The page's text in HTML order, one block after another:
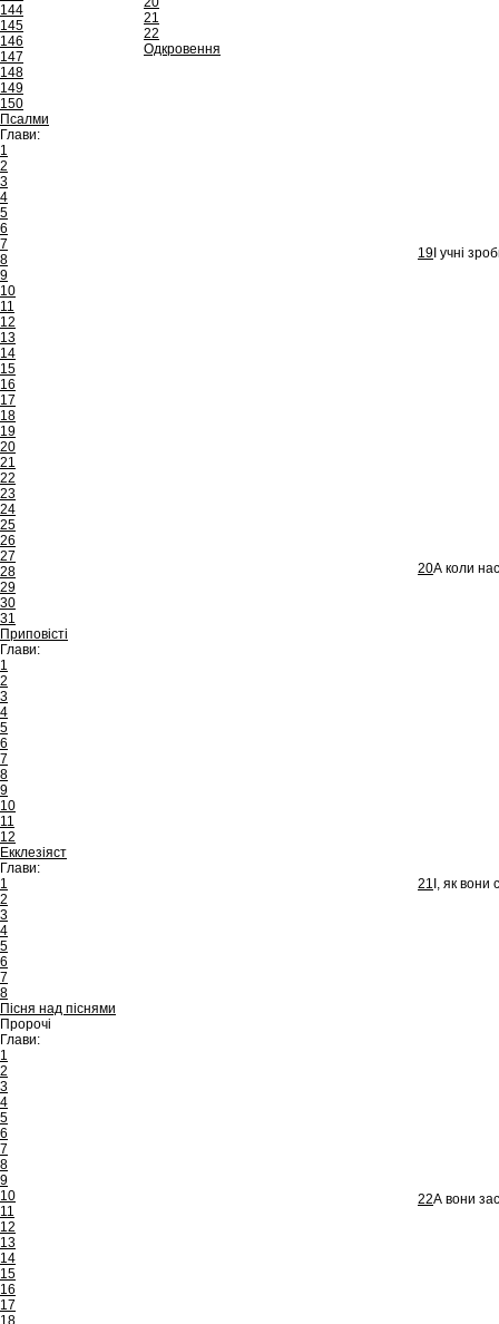
144
145
146
147
148
149
150
Псалми
Глави:
1
2
3
4
5
6
7
8
9
10
11
12
13
14
15
16
17
18
19
20
21
22
23
24
25
26
27
28
29
30
31
Приповісті
Глави:
1
2
3
4
5
6
7
8
9
10
11
12
Екклезіяст
Глави:
1
2
3
4
5
6
7
8
Пісня над піснями
Пророчі
Глави:
1
2
3
4
5
6
7
8
9
10
11
12
13
14
15
16
17
18
21
22
Одкровення
19 І учні
20А коли
21 І, як
22А вони